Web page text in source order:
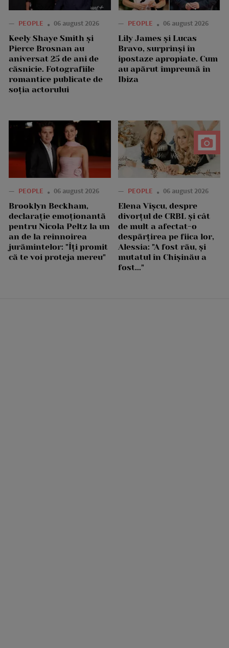
— PEOPLE 06 august 2026
Keely Shaye Smith și
Pierce Brosnan au
aniversat 25 de ani de
căsnicie. Fotografiile
romantice publicate de
soția actorului
— PEOPLE 06 august 2026
Lily James și Lucas
Bravo, surprinși în
ipostaze apropiate. Cum
au apărut împreună în
Ibiza
— PEOPLE 06 august 2026
Brooklyn Beckham,
declarație emoționantă
pentru Nicola Peltz la un
an de la reînnoirea
jurămintelor: "Îți promit
că te voi proteja mereu"
— PEOPLE 06 august 2026
Elena Vîșcu, despre
divorțul de CRBL și cât
de mult a afectat-o
despărțirea pe fiica lor,
Alessia: "A fost rău, și
mutatul în Chișinău a
fost..."